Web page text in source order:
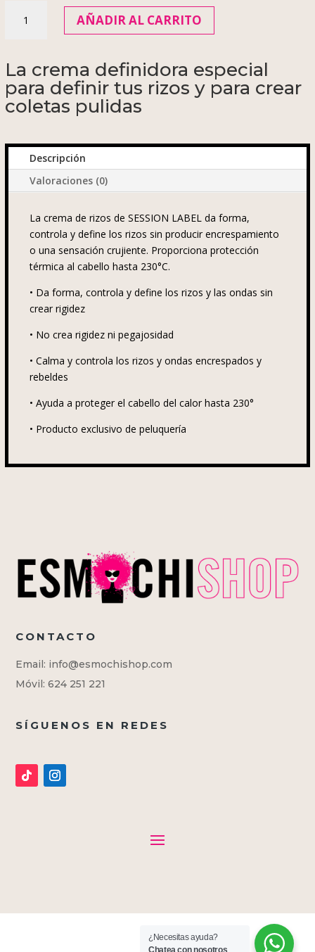
LABEL
de
rizos
150ml
AÑADIR AL CARRITO
La crema definidora especial
para definir tus rizos y para crear
coletas pulidas
Descripción
Valoraciones (0)
La crema de rizos de SESSION LABEL da forma,
controla y define los rizos sin producir encrespamiento
o una sensación crujiente. Proporciona protección
térmica al cabello hasta 230°C.
• Da forma, controla y define los rizos y las ondas sin
crear rigidez
• No crea rigidez ni pegajosidad
• Calma y controla los rizos y ondas encrespados y
rebeldes
• Ayuda a proteger el cabello del calor hasta 230°
• Producto exclusivo de peluquería
CONTACTO
Email: info@esmochishop.com
Móvil: 624 251 221
SÍGUENOS EN REDES
¿Necesitas ayuda?
Chatea con nosotros